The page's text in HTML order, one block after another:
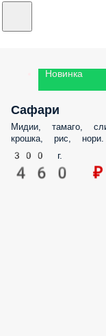
Новинка
Сафари
Мидии, тамаго,
крошка, рис, нори.
300 г.
460 ₽